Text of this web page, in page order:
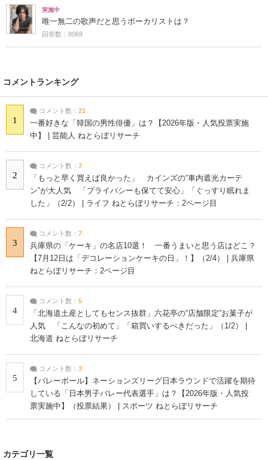
実施中
唯一無二の歌声だと思うボーカリストは？
回答数：8069
コメントランキング
1
コメント数： 21
一番好きな「韓国の男性俳優」は？【2026年版・人気投票実施
中】 | 芸能人 ねとらぼリサーチ
2
コメント数： 7
「もっと早く買えば良かった」 カインズの“車内遮光カーテ
ン”が大人気 「プライバシーも保てて安心」「ぐっすり眠れま
した」（2/2） | ライフ ねとらぼリサーチ：2ページ目
3
コメント数： 7
兵庫県の「ケーキ」の名店10選！ 一番うまいと思う店はどこ？
【7月12日は「デコレーションケーキの日」！】（2/4） | 兵庫県
ねとらぼリサーチ：2ページ目
4
コメント数： 5
「北海道土産としてもセンス抜群」六花亭の“店舗限定”お菓子が
人気 「こんなの初めて」「箱買いするべきだった」（1/2） |
北海道 ねとらぼリサーチ
5
コメント数： 3
【バレーボール】ネーションズリーグ日本ラウンドで活躍を期待
している「日本男子バレー代表選手」は？【2026年版・人気投
票実施中】（投票結果） | スポーツ ねとらぼリサーチ
カテゴリ一覧